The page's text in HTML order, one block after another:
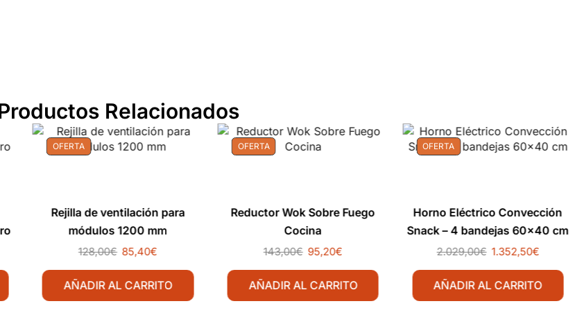
Relacionados
OFERTA
Rejilla de ventilación para
módulos 1200 mm
128,00€ 85,40€
AÑADIR AL CARRITO
OFERTA
Reductor Wok Sobre Fuego
Cocina
143,00€ 95,20€
AÑADIR AL CARRITO
OFERTA
Horno Eléctrico Convección
Snack – 4 bandejas 60×40 cm
2.029,00€ 1.352,50€
AÑADIR AL CARRITO